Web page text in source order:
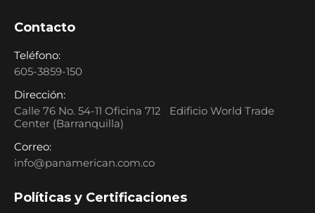
Contacto
Teléfono:
605-3859-150
Dirección:
Calle 76 No. 54-11 Oficina 712 Edificio World Trade
Center (Barranquilla)
Correo:
info@panamerican.com.co
Políticas y Certificaciones